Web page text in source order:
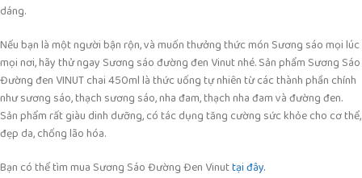
dáng.
Nếu bạn là một người bận rộn, và muốn thưởng thức món Sương sáo mọi lúc
mọi nơi, hãy thử ngay Sương sáo đường đen Vinut nhé. Sản phẩm Sương Sáo
Đường đen VINUT chai 450ml là thức uống tự nhiên từ các thành phần chính
như sương sáo, thạch sương sáo, nha đam, thạch nha đam và đường đen.
Sản phẩm rất giàu dinh dưỡng, có tác dụng tăng cường sức khỏe cho cơ thể,
đẹp da, chống lão hóa.
Bạn có thể tìm mua Sương Sáo Đường Đen Vinuttại đây.